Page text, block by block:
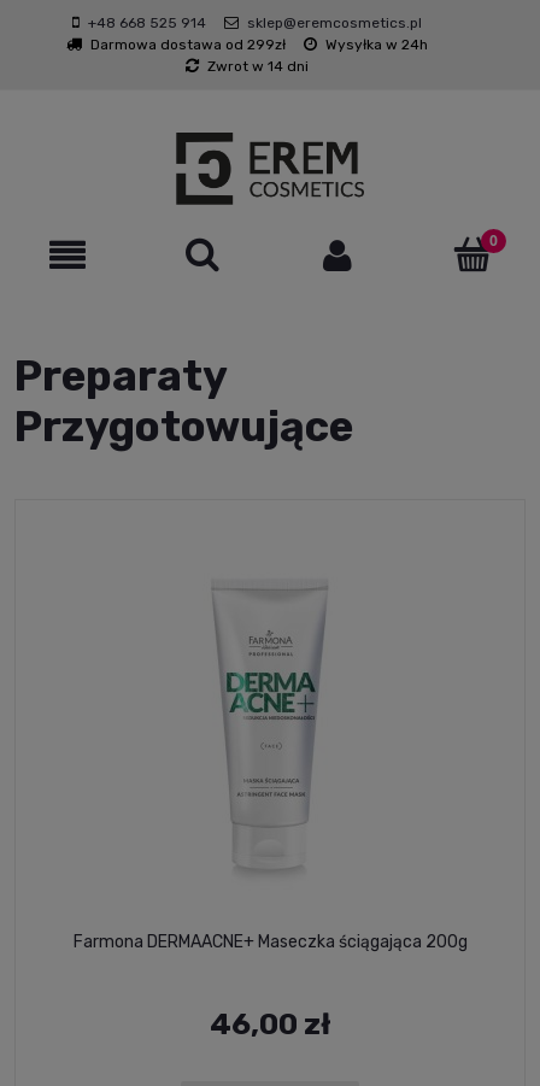
+48 668 525 914
sklep@eremcosmetics.pl
Darmowa dostawa od 299zł
Wysyłka w 24h
Zwrot w 14 dni
Preparaty
Przygotowujące
Farmona DERMAACNE+ Maseczka ściągająca 200g
46,00 zł